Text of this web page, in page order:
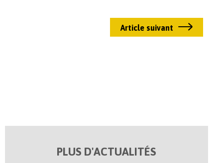
Article suivant
PLUS D'ACTUALITÉS